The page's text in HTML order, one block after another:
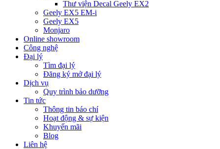
Thư viện Decal Geely EX2
Geely EX5 EM-i
Geely EX5
Monjaro
Online showroom
Công nghệ
Đại lý
Tìm đại lý
Đăng ký mở đại lý
Dịch vụ
Quy trình bảo dưỡng
Tin tức
Thông tin báo chí
Hoạt động & sự kiện
Khuyến mãi
Blog
Liên hệ